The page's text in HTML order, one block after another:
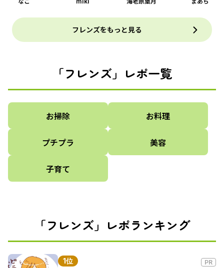
フレンズをもっと見る
「フレンズ」レポ一覧
お掃除 お料理
プチプラ 美容
子育て
「フレンズ」レポランキング
1位 PR